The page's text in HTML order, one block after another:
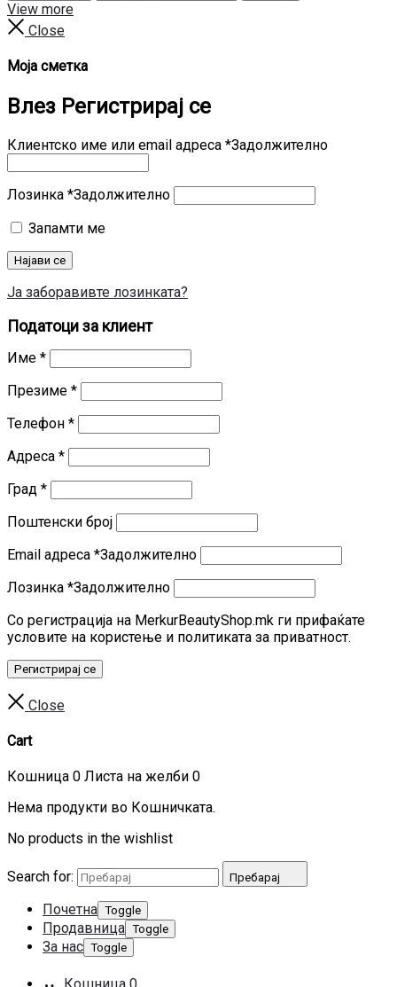
View more
Close
Моја сметка
Влез Регистрирај се
Клиентско име или email адреса *Задолжително
Лозинка *Задолжително
Запамти ме
Најави се
Ја заборавивте лозинката?
Податоци за клиент
Име *
Презиме *
Телефон *
Адреса *
Град *
Поштенски број
Email адреса *Задолжително
Лозинка *Задолжително
Со регистрација на MerkurBeautyShop.mk ги прифаќате
условите на користење и политиката за приватност.
Регистрирај се
Close
Cart
Кошница 0 Листа на желби 0
Нема продукти во Кошничката.
No products in the wishlist
Search for: Пребарај
Почетна Toggle
Продавница Toggle
За нас Toggle